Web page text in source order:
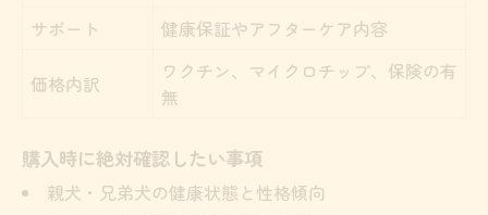
サポート
健康保証やアフターケア内容
価格内訳
ワクチン、マイクロチップ、保険の有
無
購入時に絶対確認したい事項
親犬・兄弟犬の健康状態と性格傾向